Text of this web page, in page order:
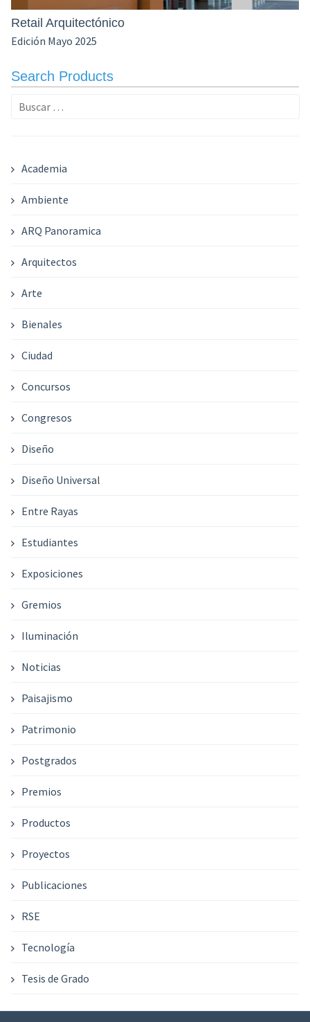
Retail Arquitectónico
Edición Mayo 2025
Search Products
Buscar:
Academia
Ambiente
ARQ Panoramica
Arquitectos
Arte
Bienales
Ciudad
Concursos
Congresos
Diseño
Diseño Universal
Entre Rayas
Estudiantes
Exposiciones
Gremios
Iluminación
Noticias
Paisajismo
Patrimonio
Postgrados
Premios
Productos
Proyectos
Publicaciones
RSE
Tecnología
Tesis de Grado